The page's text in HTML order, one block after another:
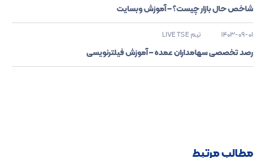
شاخص حال بازار چیست؟ – آموزش وبسایت
1403-09-01 تیم LIVE TSE
رصد تخصصی سهامداران عمده – آموزش فیلترنویسی
مطالب مرتبط